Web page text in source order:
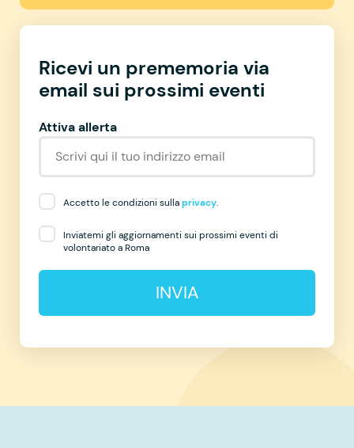
Ricevi un prememoria via
email sui prossimi eventi
Attiva allerta
Accetto le condizioni sullaprivacy.
Inviatemi gli aggiornamenti sui prossimi eventi di
volontariato a Roma
INVIA